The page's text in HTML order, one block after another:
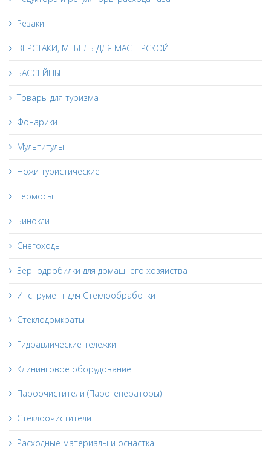
Резаки
ВЕРСТАКИ, МЕБЕЛЬ ДЛЯ МАСТЕРСКОЙ
БАССЕЙНЫ
Товары для туризма
Фонарики
Мультитулы
Ножи туристические
Термосы
Бинокли
Снегоходы
Зернодробилки для домашнего хозяйства
Инструмент для Стеклообработки
Стеклодомкраты
Гидравлические тележки
Клининговое оборудование
Пароочистители (Парогенераторы)
Стеклоочистители
Расходные материалы и оснастка